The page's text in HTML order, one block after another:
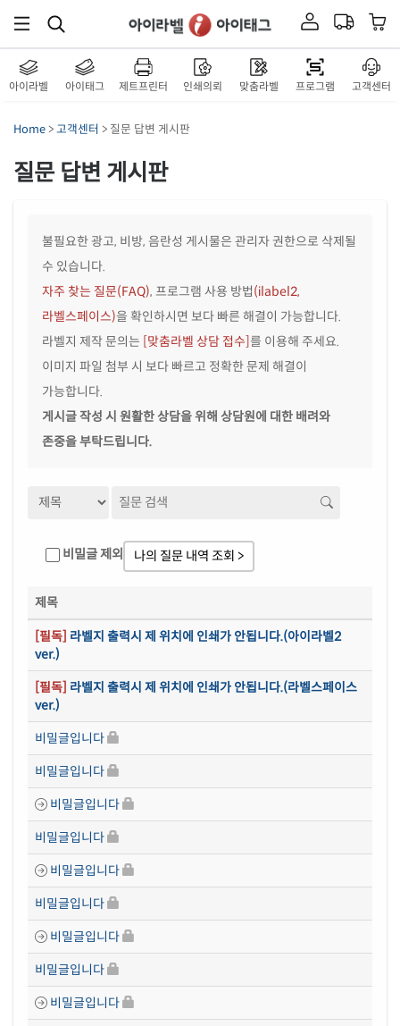
아이라벨 아이태그 제트프린터 인쇄의뢰 맞춤라벨 프로그램 고객센터
Home>고객센터 > 질문 답변 게시판
질문 답변 게시판
불필요한 광고, 비방, 음란성 게시물은 관리자 권한으로 삭제될
수 있습니다.
자주 찾는 질문(FAQ), 프로그램 사용 방법(ilabel2,
라벨스페이스)을 확인하시면 보다 빠른 해결이 가능합니다.
라벨지 제작 문의는 [맞춤라벨 상담 접수]를 이용해 주세요.
이미지 파일 첨부 시 보다 빠르고 정확한 문제 해결이
가능합니다.
게시글 작성 시 원활한 상담을 위해 상담원에 대한 배려와
존중을 부탁드립니다.
비밀글 제외 나의 질문 내역 조회 >
제목
[필독] 라벨지 출력시 제 위치에 인쇄가 안됩니다.(아이라벨2
ver.)
[필독] 라벨지 출력시 제 위치에 인쇄가 안됩니다.(라벨스페이스
ver.)
비밀글입니다
비밀글입니다
비밀글입니다
비밀글입니다
비밀글입니다
비밀글입니다
비밀글입니다
비밀글입니다
비밀글입니다